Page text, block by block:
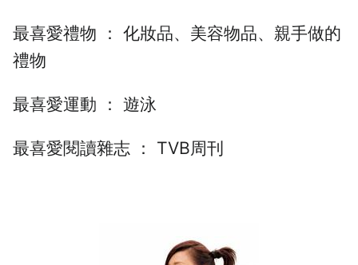
最喜愛禮物 ： 化妝品、美容物品、親手做的
禮物
最喜愛運動 ： 遊泳
最喜愛閱讀雜志 ： TVB周刊